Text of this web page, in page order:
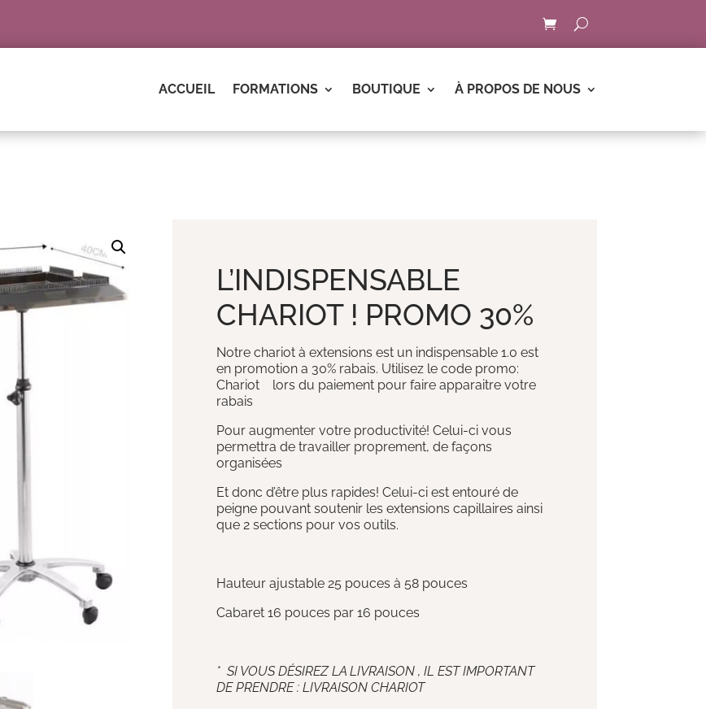
ACCUEIL FORMATIONS BOUTIQUE À PROPOS DE NOUS
L’INDISPENSABLE
CHARIOT ! PROMO 30%
Notre chariot à extensions est un indispensable 1.0 est
en promotion a 30% rabais. Utilisez le code promo:
Chariot lors du paiement pour faire apparaitre votre
rabais
Pour augmenter votre productivité! Celui-ci vous
permettra de travailler proprement, de façons
organisées
Et donc d’être plus rapides! Celui-ci est entouré de
peigne pouvant soutenir les extensions capillaires ainsi
que 2 sections pour vos outils.
Hauteur ajustable 25 pouces à 58 pouces
Cabaret 16 pouces par 16 pouces
* SI VOUS DÉSIREZ LA LIVRAISON , IL EST IMPORTANT
DE PRENDRE : LIVRAISON CHARIOT